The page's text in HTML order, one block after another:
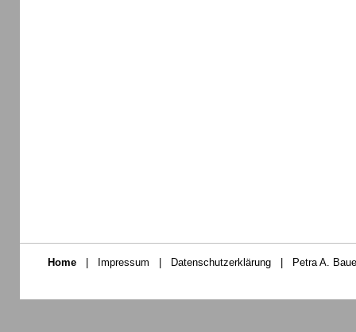
Home Impressum Datenschutzerklärung Petra A.